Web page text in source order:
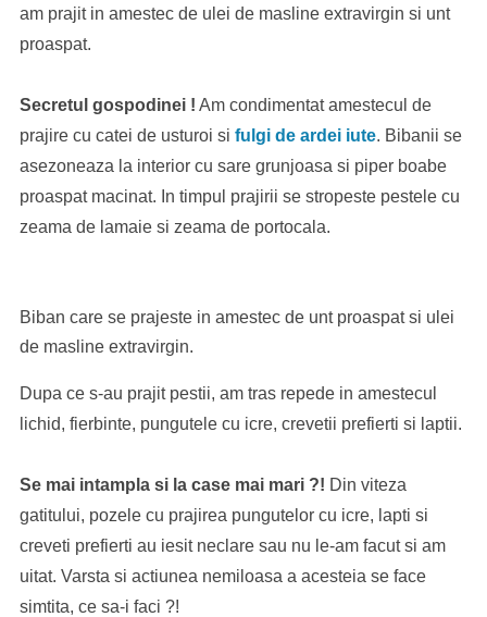
am prajit in amestec de ulei de masline extravirgin si unt
proaspat.
Secretul gospodinei ! Am condimentat amestecul de
prajire cu catei de usturoi si fulgi de ardei iute. Bibanii se
asezoneaza la interior cu sare grunjoasa si piper boabe
proaspat macinat. In timpul prajirii se stropeste pestele cu
zeama de lamaie si zeama de portocala.
Biban care se prajeste in amestec de unt proaspat si ulei
de masline extravirgin.
Dupa ce s-au prajit pestii, am tras repede in amestecul
lichid, fierbinte, pungutele cu icre, crevetii prefierti si laptii.
Se mai intampla si la case mai mari ?! Din viteza
gatitului, pozele cu prajirea pungutelor cu icre, lapti si
creveti prefierti au iesit neclare sau nu le-am facut si am
uitat. Varsta si actiunea nemiloasa a acesteia se face
simtita, ce sa-i faci ?!